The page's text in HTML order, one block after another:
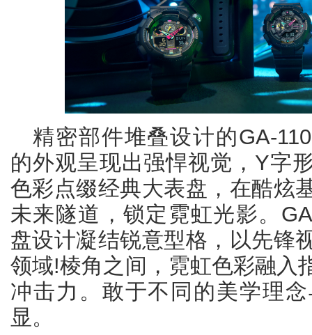
精密部件堆叠设计的GA-
的外观呈现出强悍视觉，Y字
色彩点缀经典大表盘，在酷炫
未来隧道，锁定霓虹光影。
盘设计凝结锐意型格，以先锋
领域!棱角之间，霓虹色彩融入
冲击力。敢于不同的美学理
显。